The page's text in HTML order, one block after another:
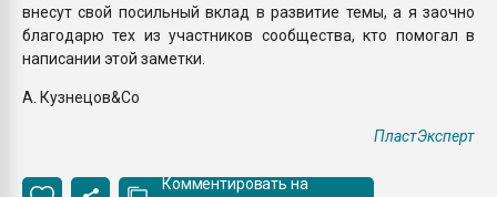
внесут свой посильный вклад в развитие темы, а я заочно
благодарю тех из участников сообщества, кто помогал в
написании этой заметки.
А. Кузнецов&Co
ПластЭксперт
Комментировать на